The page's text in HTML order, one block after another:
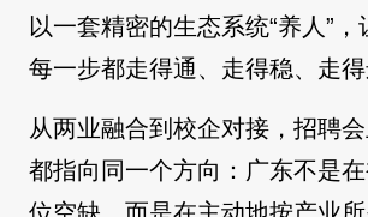
以一套精密的生态系统“养人”
每一步都走得通、走得稳、走得
从两业融合到校企对接，招聘
都指向同一个方向：广东不是